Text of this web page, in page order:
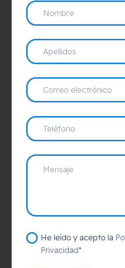
He leído y acepto la
Privacidad*